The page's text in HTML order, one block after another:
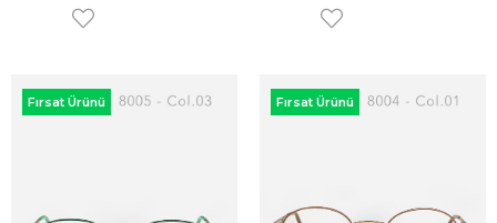
Fırsat Ürünü Fırsat Ürünü